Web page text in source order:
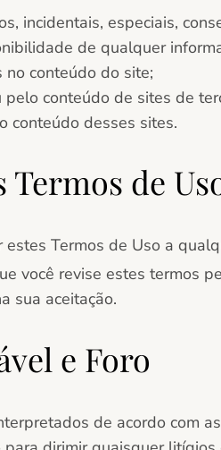
incidentais, especiais,
de qualquer
no conteúdo do site;
conteúdo de sites de
conteúdo desses sites.
Termos de
Termos de Uso a
você revise estes termos
sua aceitação.
e Foro
de acordo com